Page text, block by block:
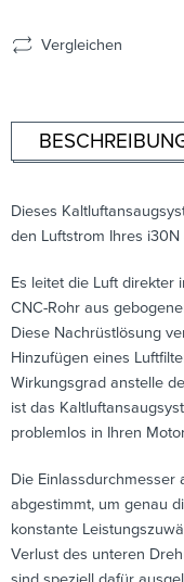
Vergleichen
Dieses
den Luftstrom Ihres
Es leitet die Luft direkter
CNC-Rohr aus
Diese Nachrüstlösung
Hinzufügen eines
Wirkungsgrad anstelle
ist das
problemlos in Ihren
Die
abgestimmt, um genau
konstante
Verlust des unteren